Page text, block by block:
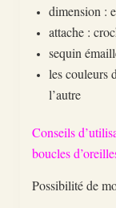
dimension :
attache :
sequin
les couleurs
l’autre
Conseils
boucles
Possibilité de